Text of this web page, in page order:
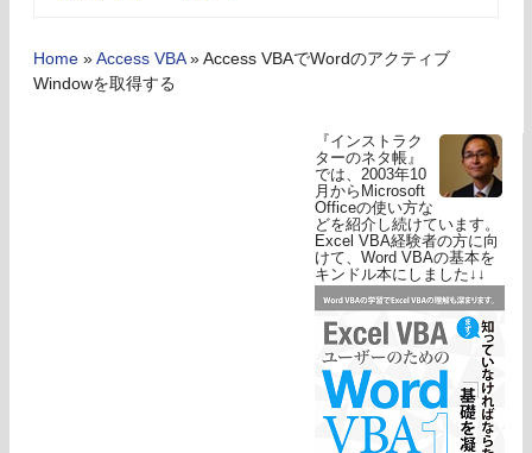
Home » Access VBA» Access VBAでWordのアクティブ
Windowを取得する
『インストラク
ターのネタ帳』
では、2003年10
月からMicrosoft
Officeの使い方な
どを紹介し続けています。
Excel VBA経験者の方に向
けて、Word VBAの基本を
キンドル本にしました↓↓